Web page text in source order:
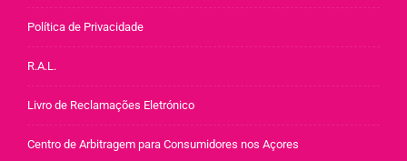
Política de Privacidade
R.A.L.
Livro de Reclamações Eletrónico
Centro de Arbitragem para Consumidores nos Açores